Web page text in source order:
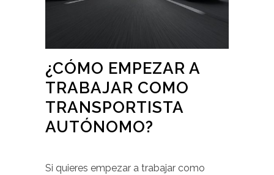
¿CÓMO EMPEZAR A
TRABAJAR COMO
TRANSPORTISTA
AUTÓNOMO?
Si quieres empezar a trabajar como